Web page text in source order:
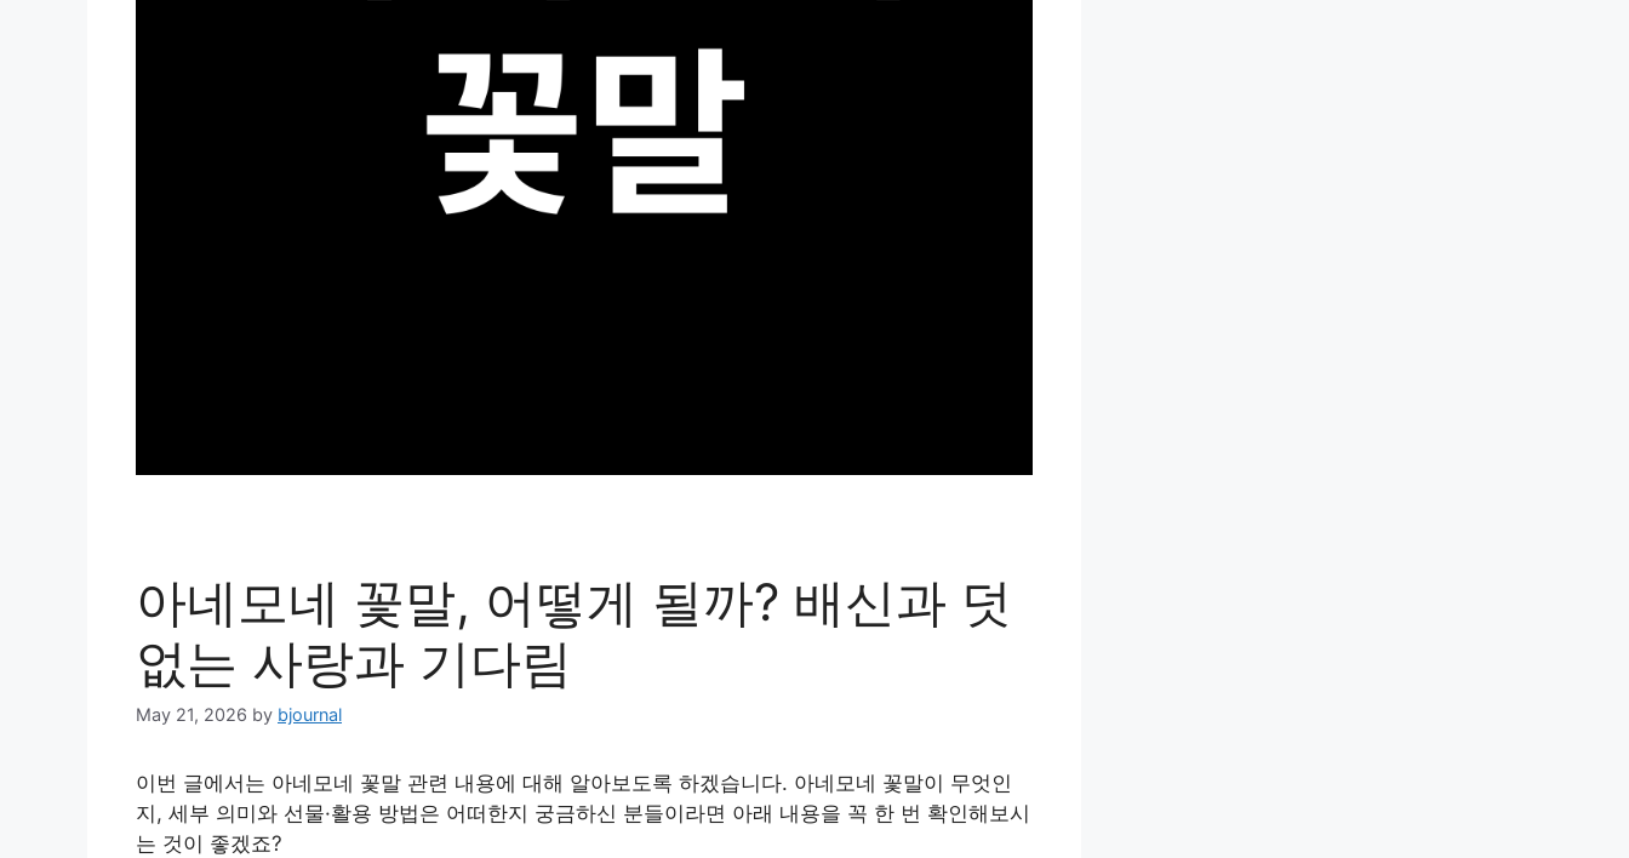
아네모네 꽃말, 어떻게 될까? 배신과 덧
없는 사랑과 기다림
May 21, 2026 by bjournal
이번 글에서는 아네모네 꽃말 관련 내용에 대해 알아보도록 하겠습니다. 아네모네 꽃말이 무엇인
지, 세부 의미와 선물·활용 방법은 어떠한지 궁금하신 분들이라면 아래 내용을 꼭 한 번 확인해보시
는 것이 좋겠죠?